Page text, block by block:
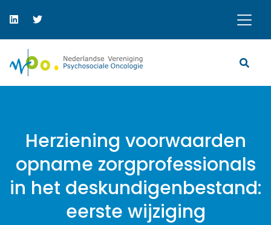
Herziening voorwaarden
opname zorgprofessionals
in het deskundigenbestand:
eerste wijziging